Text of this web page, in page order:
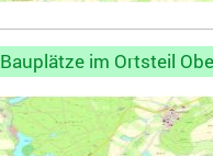
Bauplätze im Ortsteil